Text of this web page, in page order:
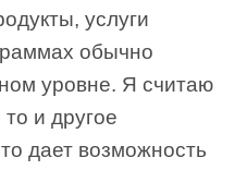
услуги
обычно
уровне. Я считаю
и другое
дает возможность